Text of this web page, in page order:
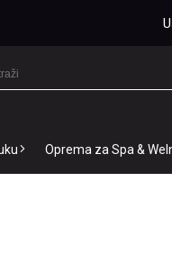
Oprema za Spa &